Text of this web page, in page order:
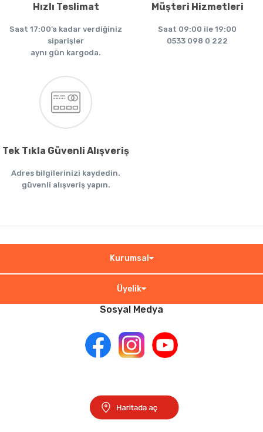
Hızlı Teslimat
Saat 17:00’a kadar verdiğiniz
siparişler
aynı gün kargoda.
Müşteri Hizmetleri
Saat 09:00 ile 19:00
0533 098 0 222
Tek Tıkla Güvenli Alışveriş
Adres bilgilerinizi kaydedin.
güvenli alışveriş yapın.
Kurumsal
Üyelik
Sosyal Medya